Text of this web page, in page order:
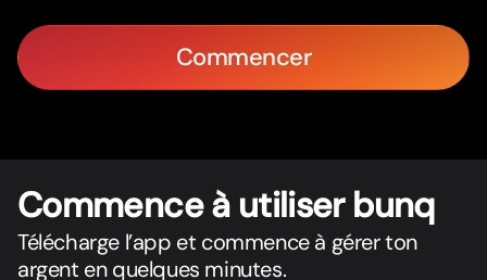
Commencer
Commence à utiliser bunq
Télécharge l’app et commence à gérer ton
argent en quelques minutes.